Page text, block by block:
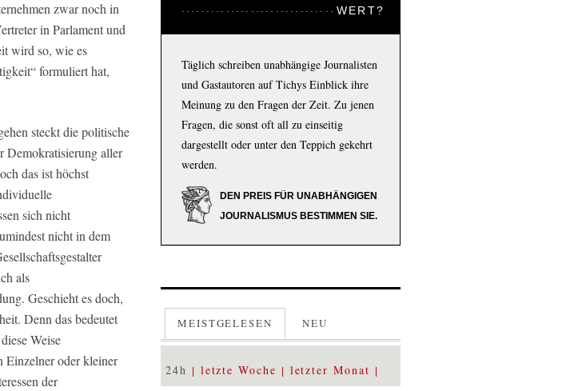
zwar noch in
in Parlament und
wird so, wie es
formuliert hat,
steckt die politische
Demokratisierung aller
das ist höchst
sich nicht
nicht in dem
als
Geschieht es doch,
Denn das bedeutet
Weise
Einzelner oder kleiner
der
WERT?
Täglich schreiben unabhängige Journalisten
und Gastautoren auf Tichys Einblick ihre
Meinung zu den Fragen der Zeit. Zu jenen
Fragen, die sonst oft all zu einseitig
dargestellt oder unter den Teppich gekehrt
werden.
DEN PREIS FÜR UNABHÄNGIGEN
JOURNALISMUS BESTIMMEN SIE.
MEISTGELESEN NEU
24h letzte Woche letzter Monat